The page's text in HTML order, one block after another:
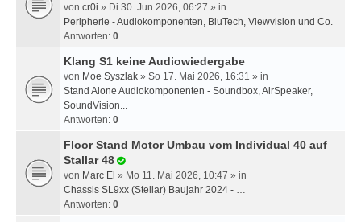
von cr0i » Di 30. Jun 2026, 06:27 » in
Peripherie - Audiokomponenten, BluTech, Viewvision und Co.
Antworten: 0
Klang S1 keine Audiowiedergabe
von Moe Syszlak » So 17. Mai 2026, 16:31 » in
Stand Alone Audiokomponenten - Soundbox, AirSpeaker,
SoundVision...
Antworten: 0
Floor Stand Motor Umbau vom Individual 40 auf
Stallar 48
von Marc El » Mo 11. Mai 2026, 10:47 » in
Chassis SL9xx (Stellar) Baujahr 2024 - …
Antworten: 0